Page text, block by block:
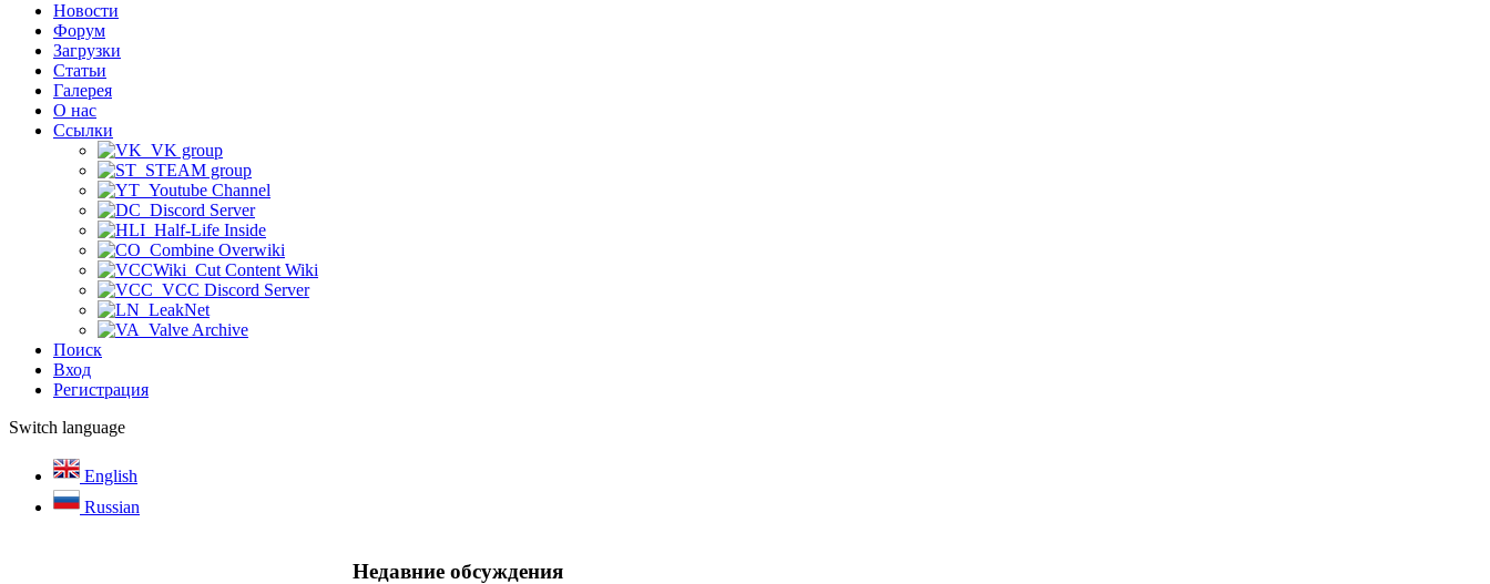
Новости
Форум
Загрузки
Статьи
Галерея
О нас
Ссылки
VK group
STEAM group
Youtube Channel
Discord Server
Half-Life Inside
Combine Overwiki
Cut Content Wiki
VCC Discord Server
LeakNet
Valve Archive
Поиск
Вход
Регистрация
Switch language
English
Russian
Недавние обсуждения